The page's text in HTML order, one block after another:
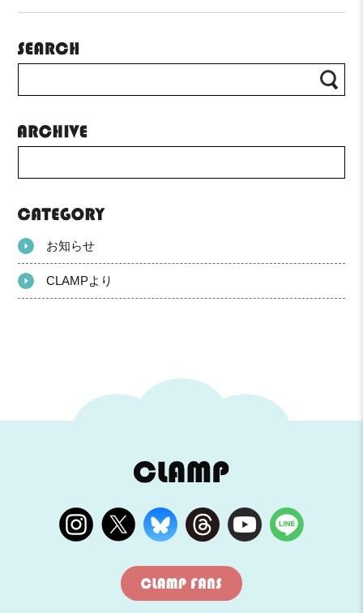
お知らせ
CLAMPより